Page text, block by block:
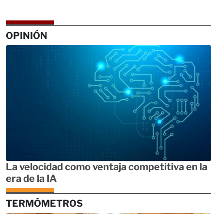
OPINIÓN
La velocidad como ventaja competitiva en la
era de la IA
TERMÓMETROS